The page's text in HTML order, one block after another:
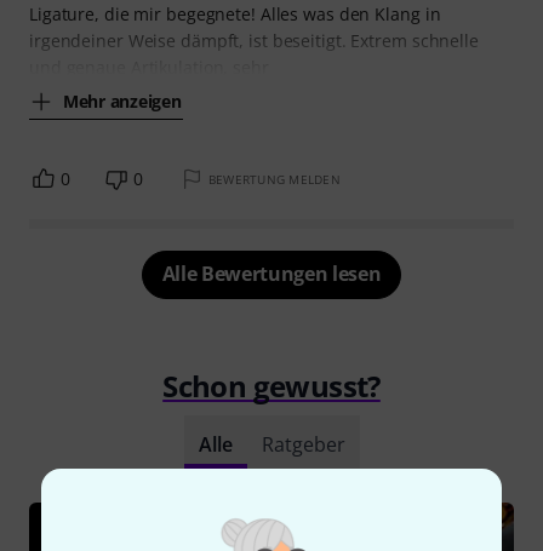
Ligature, die mir begegnete! Alles was den Klang in
irgendeiner Weise dämpft, ist beseitigt. Extrem schnelle
Mehr anzeigen
0 0 BEWERTUNG MELDEN
Alle Bewertungen lesen
Schon gewusst?
Alle Ratgeber